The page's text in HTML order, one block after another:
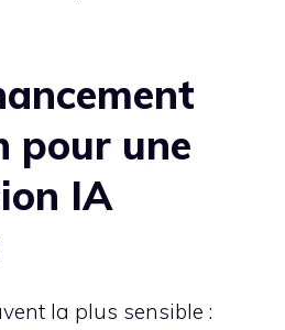
pour une
IA
la plus sensible :